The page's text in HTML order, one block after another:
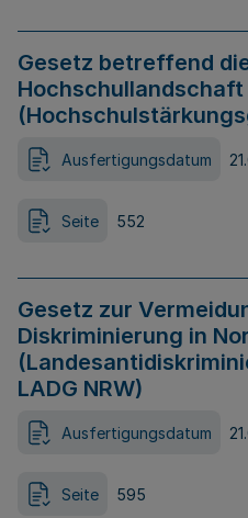
Gesetz betreffend
Hochschullandschaft
Ausfertigungsdatum
Seite 552
Gesetz zur
Diskriminierung in
LADG NRW)
Ausfertigungsdatum
Seite 595